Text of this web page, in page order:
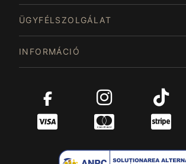
ÜGYFÉLSZOLGÁLAT
INFORMÁCIÓ